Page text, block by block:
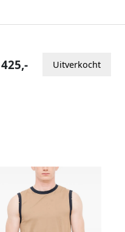
425,- Uitverkocht